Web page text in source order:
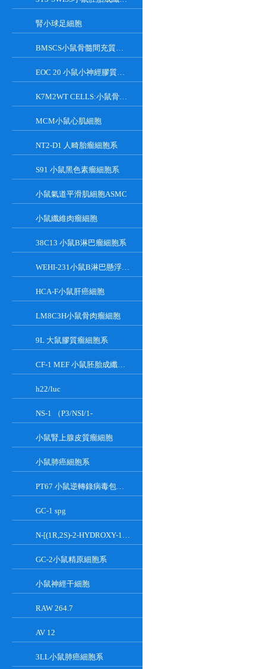
腎小球足細胞
BMSCS小鼠骨髓間充質干細胞
EOC 20 小鼠小神經膠質細胞系
K7M2WT CELLS:小鼠骨肉瘤成骨細胞系
MCM小鼠心肌細胞
NT2-D1 人畸胎瘤細胞系
S91 小鼠黑色素瘤細胞系
小鼠氣道平滑肌細胞ASMC
小鼠纖維肉瘤細胞
38C13 小鼠B淋巴瘤細胞系
WEHI-231小鼠B淋巴懸浮細胞系
HCA-F小鼠肝癌細胞
LM8C3H小鼠骨肉瘤細胞
9L 大鼠膠質瘤細胞系
CF-1 MEF 小鼠胚胎成纖維細胞系
h22/luc
NS-1 （P3/NSI/1-
小鼠腎上腺皮質瘤細胞
小鼠肺癌細胞系
PT67 小鼠逆轉錄病毒包裝細胞系
GC-1 spg
N-[(1R,2S)-2-HYDROXY-1-HYDROXYMETHYL-2-(2-TRIDECYL-1-CYCLOPROPENYL)ETHYL]OCT;GT-11
GC-2小鼠精原細胞系
小鼠神經干細胞
RAW 264.7
AV 12
3LL小鼠肺癌細胞系